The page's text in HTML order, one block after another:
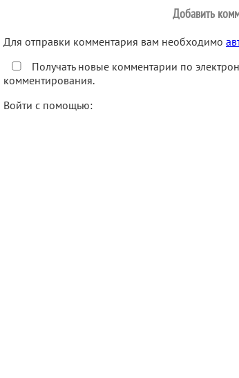
Добавить
Для отправки комментария вам необходимо
Получать новые комментарии по
комментирования.
Войти с помощью: